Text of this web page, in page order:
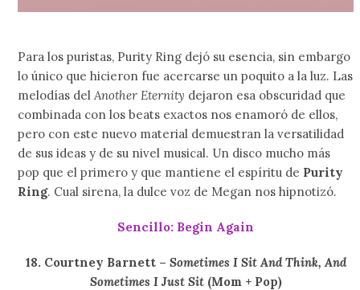
Para los puristas, Purity Ring dejó su esencia, sin embargo
lo único que hicieron fue acercarse un poquito a la luz. Las
melodías delAnother Eternity dejaron esa obscuridad que
combinada con los beats exactos nos enamoró de ellos,
pero con este nuevo material demuestran la versatilidad
de sus ideas y de su nivel musical. Un disco mucho más
pop que el primero y que mantiene el espíritu de Purity
Ring. Cual sirena, la dulce voz de Megan nos hipnotizó.
Sencillo: Begin Again
18. Courtney Barnett – Sometimes I Sit And Think, And
Sometimes I Just Sit(Mom + Pop)